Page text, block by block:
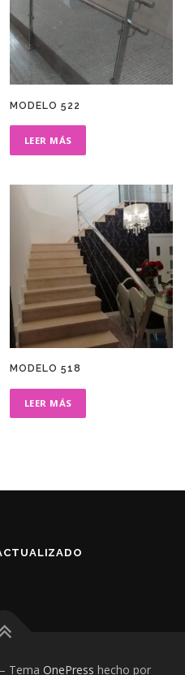
MODELO 522
LEER MÁS
MODELO 518
LEER MÁS
– Tema OnePress hecho por